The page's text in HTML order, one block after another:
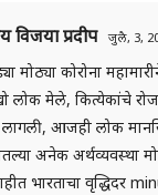
विजया प्रदीप जुलै, 3,
मोठ्या कोरोना
लोक मेले, कित्येकांचे
लागली, आजही लोक
अनेक अर्थव्यवस्था
भारताचा वृद्धिदर